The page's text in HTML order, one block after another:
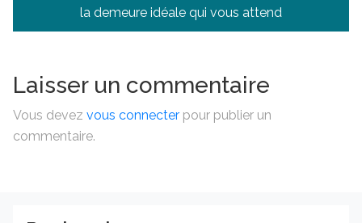
l’article
la demeure idéale qui vous attend
Laisser un commentaire
Vous devez vous connecter pour publier un
commentaire.